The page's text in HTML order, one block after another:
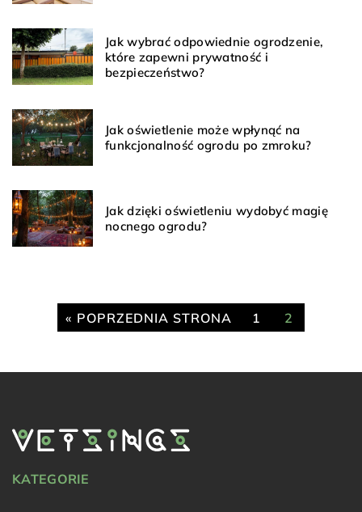
Jak wybrać odpowiednie ogrodzenie,
które zapewni prywatność i
bezpieczeństwo?
Jak oświetlenie może wpłynąć na
funkcjonalność ogrodu po zmroku?
Jak dzięki oświetleniu wydobyć magię
nocnego ogrodu?
« POPRZEDNIA STRONA 1 2
KATEGORIE